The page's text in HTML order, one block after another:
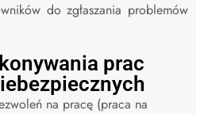
do zgłaszania problemów
prac
na pracę (praca na